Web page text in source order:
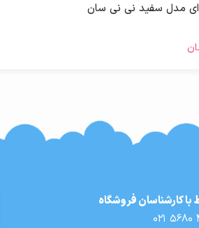
ای مدل سفید نی نی سان
با کارشناسان فروشگاه
021 5680